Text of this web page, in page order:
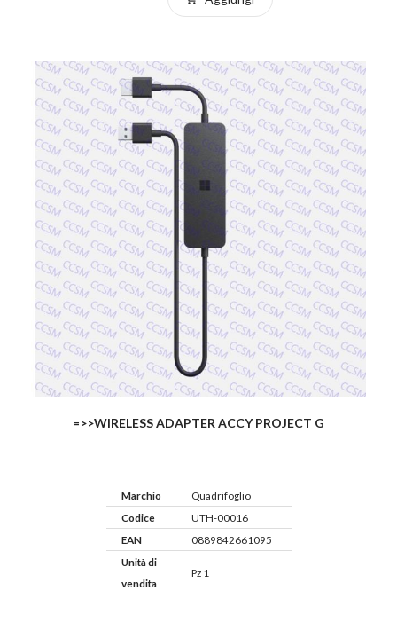
=>>WIRELESS ADAPTER ACCY PROJECT G
Marchio
Quadrifoglio
Codice
UTH-00016
EAN
0889842661095
Unità di
vendita
Pz 1